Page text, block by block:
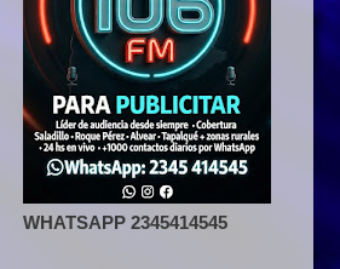
WHATSAPP 2345414545